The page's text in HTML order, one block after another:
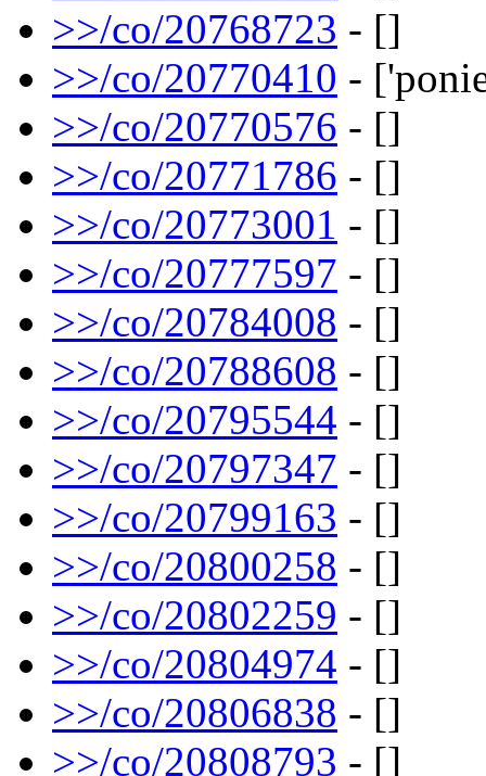
>>/co/20768723 - []
>>/co/20770410 -
>>/co/20770576 - []
>>/co/20771786 - []
>>/co/20773001 - []
>>/co/20777597 - []
>>/co/20784008 - []
>>/co/20788608 - []
>>/co/20795544 - []
>>/co/20797347 - []
>>/co/20799163 - []
>>/co/20800258 - []
>>/co/20802259 - []
>>/co/20804974 - []
>>/co/20806838 - []
>>/co/20808793 - []